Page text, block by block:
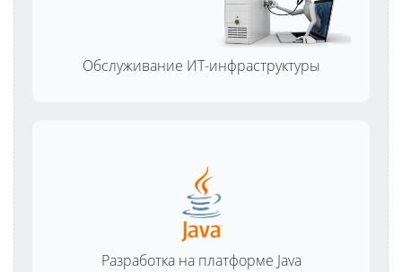
Обслуживание ИТ-инфраструктуры
Разработка на платформе Java